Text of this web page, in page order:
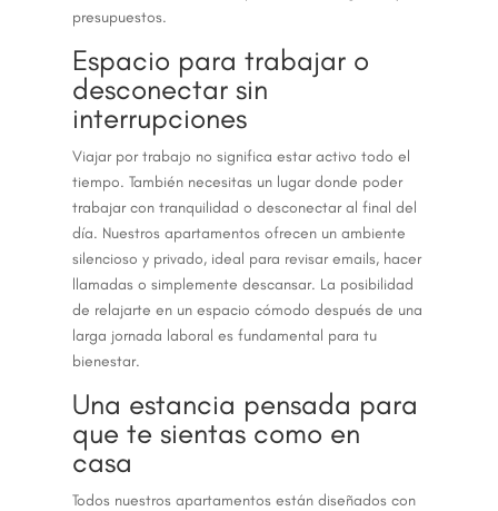
presupuestos.
Espacio para trabajar o
desconectar sin
interrupciones
Viajar por trabajo no significa estar activo todo el
tiempo. También necesitas un lugar donde poder
trabajar con tranquilidad o desconectar al final del
día. Nuestros apartamentos ofrecen un ambiente
silencioso y privado, ideal para revisar emails, hacer
llamadas o simplemente descansar. La posibilidad
de relajarte en un espacio cómodo después de una
larga jornada laboral es fundamental para tu
bienestar.
Una estancia pensada para
que te sientas como en
casa
Todos nuestros apartamentos están diseñados con